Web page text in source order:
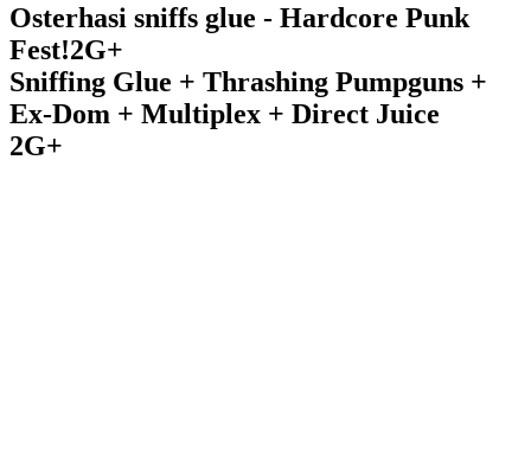
Osterhasi sniffs glue - Hardcore Punk
Fest!2G+
Sniffing Glue + Thrashing Pumpguns +
Ex-Dom + Multiplex + Direct Juice
2G+